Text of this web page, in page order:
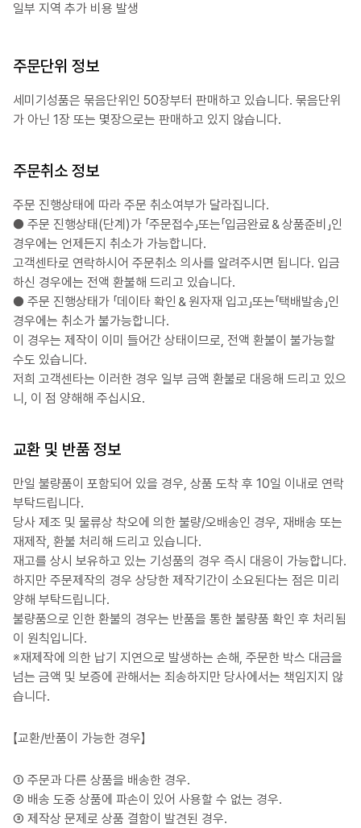
일부 지역 추가 비용 발생
주문단위 정보
세미기성품은 묶음단위인 50장부터 판매하고 있습니다. 묶음단위
가 아닌 1장 또는 몇장으로는 판매하고 있지 않습니다.
주문취소 정보
주문 진행상태에 따라 주문 취소여부가 달라집니다.
● 주문 진행상태(단계)가 「주문접수」또는「입금완료＆상품준비」인
경우에는 언제든지 취소가 가능합니다.
고객센타로 연락하시어 주문취소 의사를 알려주시면 됩니다. 입금
하신 경우에는 전액 환불해 드리고 있습니다.
● 주문 진행상태가 「데이타 확인＆원자재 입고」또는「택배발송」인
경우에는 취소가 불가능합니다.
이 경우는 제작이 이미 들어간 상태이므로, 전액 환불이 불가능할
수도 있습니다.
저희 고객센타는 이러한 경우 일부 금액 환불로 대응해 드리고 있으
니, 이 점 양해해 주십시요.
교환 및 반품 정보
만일 불량품이 포함되어 있을 경우, 상품 도착 후 10일 이내로 연락
부탁드립니다.
당사 제조 및 물류상 착오에 의한 불량/오배송인 경우, 재배송 또는
재제작, 환불 처리해 드리고 있습니다.
재고를 상시 보유하고 있는 기성품의 경우 즉시 대응이 가능합니다.
하지만 주문제작의 경우 상당한 제작기간이 소요된다는 점은 미리
양해 부탁드립니다.
불량품으로 인한 환불의 경우는 반품을 통한 불량품 확인 후 처리됨
이 원칙입니다.
※재제작에 의한 납기 지연으로 발생하는 손해, 주문한 박스 대금을
넘는 금액 및 보증에 관해서는 죄송하지만 당사에서는 책임지지 않
습니다.
【교환/반품이 가능한 경우】
① 주문과 다른 상품을 배송한 경우.
② 배송 도중 상품에 파손이 있어 사용할 수 없는 경우.
③ 제작상 문제로 상품 결함이 발견된 경우.